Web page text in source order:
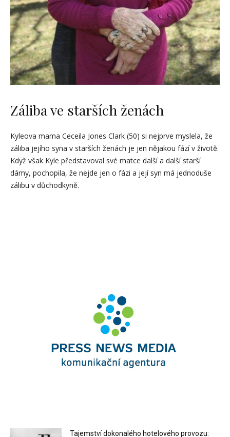
Záliba ve starších ženách
Kyleova mama Ceceila Jones Clark (50) si nejprve myslela, že
záliba jejího syna v starších ženách je jen nějakou fází v životě.
Když však Kyle představoval své matce další a další starší
dámy, pochopila, že nejde jen o fázi a její syn má jednoduše
zálibu v důchodkyně.
Tajemství dokonalého hotelového provozu: